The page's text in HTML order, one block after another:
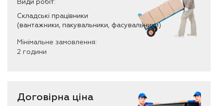
Види робіт:
Складські працівники
(вантажники, пакувальники, фасувальники)
Мінімальне замовлення:
2 години
Договірна ціна